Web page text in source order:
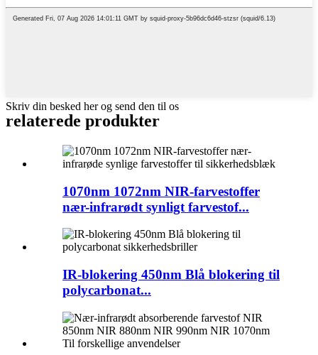
Skriv din besked her og send den til os
relaterede produkter
1070nm 1072nm NIR-farvestoffer
nær-infrarødt synligt farvestof...
IR-blokering 450nm Blå blokering til
polycarbonat...